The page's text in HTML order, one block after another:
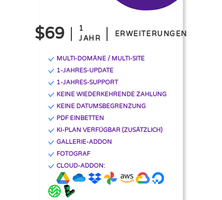
$69
1
JAHR
ERWEITERUNGEN
MULTI-DOMÄNE / MULTI-SITE
1-JAHRES-UPDATE
1-JAHRES-SUPPORT
KEINE WIEDERKEHRENDE ZAHLUNG
KEINE DATUMSBEGRENZUNG
PDF EINBETTEN
KI-PLAN VERFÜGBAR (ZUSÄTZLICH)
GALLERIE-ADDON
FOTOGRAF
CLOUD-ADDON: